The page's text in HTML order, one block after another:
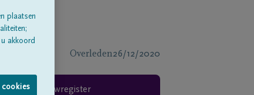
Overleden26/12/2020
Rouwregister
plaatsen
akkoord